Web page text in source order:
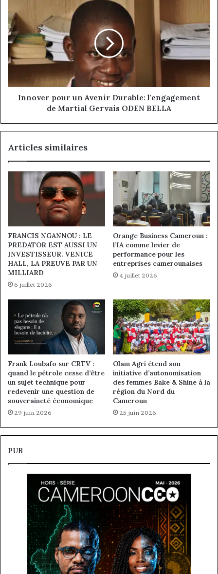
pour
un
Avenir
Durable:
l'engagement
de
Gervais
ODENInnover pour un Avenir Durable: l'engagement
de Martial Gervais ODEN BELLA
Articles similaires
FRANCIS NGANNOU : LE
PREDATOR EST AUSSI UN
INVESTISSEUR. VENICE
HALL, LA PREUVE PAR UN
MILLIARD
6 juillet 2026
Orange Business Cameroun :
l’IA comme levier de
performance pour les
entreprises camerounaises
4 juillet 2026
Frank Loubafo sur CRTV :
quand le pétrole cesse d’être
un sujet technique pour
redevenir une question de
souveraineté économique
29 juin 2026
Olam Agri étend son
initiative d’autonomisation
des femmes Bake & Shine à la
région du Nord du
Cameroun
25 juin 2026
PUB